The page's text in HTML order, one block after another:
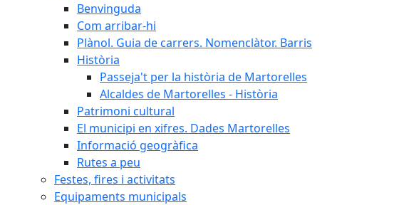
Benvinguda
Com arribar-hi
Plànol. Guia de carrers. Nomenclàtor. Barris
Història
Passeja't per la història de Martorelles
Alcaldes de Martorelles - Història
Patrimoni cultural
El municipi en xifres. Dades Martorelles
Informació geogràfica
Rutes a peu
Festes, fires i activitats
Equipaments municipals